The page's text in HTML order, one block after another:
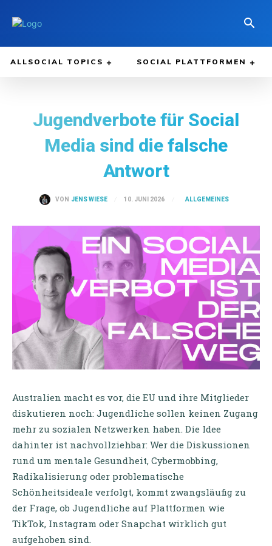
ALLSOCIAL TOPICS SOCIAL PLATTFORMEN
Jugendverbote für Social
Media sind die falsche
Antwort
VON JENS WIESE 10. JUNI 2026 ALLGEMEINES
Australien macht es vor, die EU und ihre Mitglieder
diskutieren noch: Jugendliche sollen keinen Zugang
mehr zu sozialen Netzwerken haben. Die Idee
dahinter ist nachvollziehbar: Wer die Diskussionen
rund um mentale Gesundheit, Cybermobbing,
Radikalisierung oder problematische
Schönheitsideale verfolgt, kommt zwangsläufig zu
der Frage, ob Jugendliche auf Plattformen wie
TikTok, Instagram oder Snapchat wirklich gut
aufgehoben sind.